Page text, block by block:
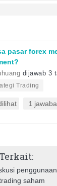
pasar forex
dijawab 3
Trading
1
saham